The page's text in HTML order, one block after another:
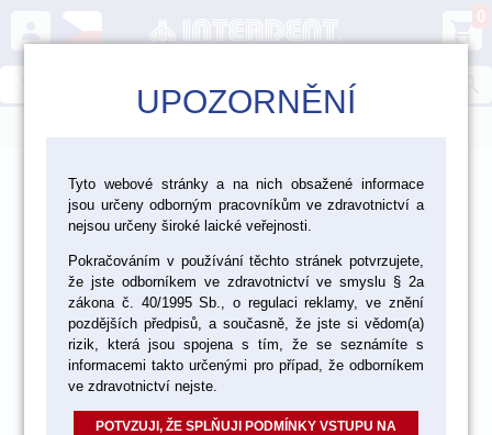
person shopping_cart
0
> Laboratoř > Materiály pro fazetování a inleje >
Bezkovová keramika Vita > Lumex AC
akce
UPOZORNĚNÍ
Tyto webové stránky a na nich obsažené informace
jsou určeny odborným pracovníkům ve zdravotnictví a
nejsou určeny široké laické veřejnosti.
Pokračováním v používání těchto stránek potvrzujete,
že jste odborníkem ve zdravotnictví ve smyslu § 2a
zákona č. 40/1995 Sb., o regulaci reklamy, ve znění
pozdějších předpisů, a současně, že jste si vědom(a)
rizik, která jsou spojena s tím, že se seznámíte s
informacemi takto určenými pro případ, že odborníkem
ve zdravotnictví nejste.
POTVZUJI, ŽE SPLŇUJI PODMÍNKY VSTUPU NA